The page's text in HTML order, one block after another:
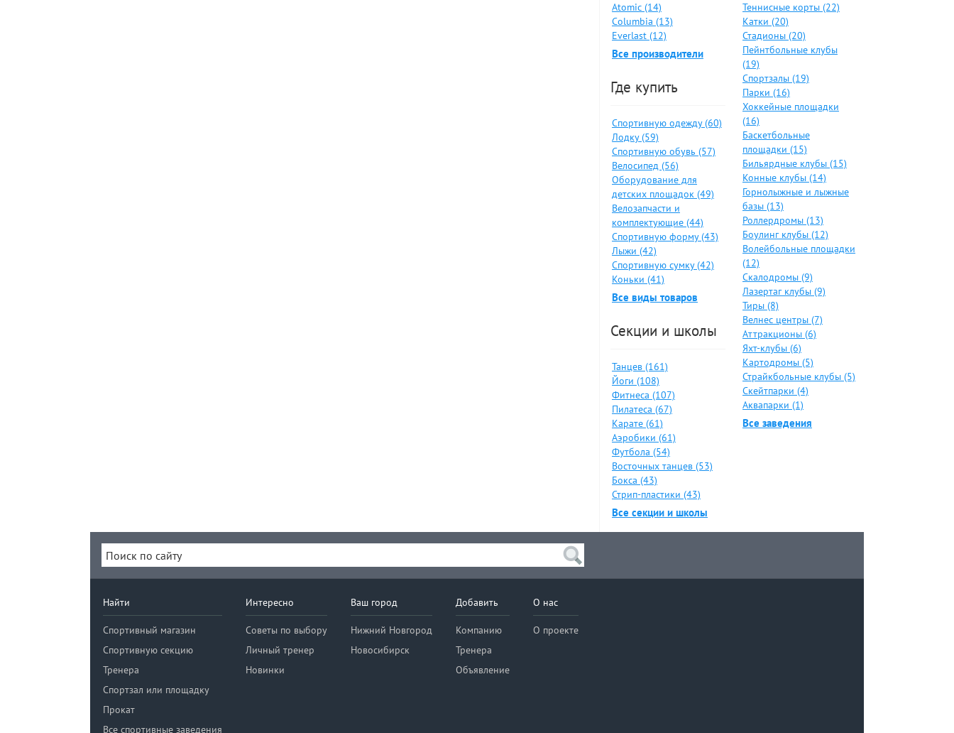
Atomic (14)
Columbia (13)
Everlast (12)
Все производители
Где купить
Спортивную одежду (60)
Лодку (59)
Спортивную обувь (57)
Велосипед (56)
Оборудование для
детских площадок (49)
Велозапчасти и
комплектующие (44)
Спортивную форму (43)
Лыжи (42)
Спортивную сумку (42)
Коньки (41)
Все виды товаров
Секции и школы
Танцев (161)
Йоги (108)
Фитнеса (107)
Пилатеса (67)
Карате (61)
Аэробики (61)
Футбола (54)
Восточных танцев (53)
Бокса (43)
Стрип-пластики (43)
Все секции и школы
Теннисные корты (22)
Катки (20)
Стадионы (20)
Пейнтбольные клубы
(19)
Спортзалы (19)
Парки (16)
Хоккейные площадки
(16)
Баскетбольные
площадки (15)
Бильярдные клубы (15)
Конные клубы (14)
Горнолыжные и лыжные
базы (13)
Роллердромы (13)
Боулинг клубы (12)
Волейбольные площадки
(12)
Скалодромы (9)
Лазертаг клубы (9)
Тиры (8)
Велнес центры (7)
Аттракционы (6)
Яхт-клубы (6)
Картодромы (5)
Страйкбольные клубы (5)
Скейтпарки (4)
Аквапарки (1)
Все заведения
Найти
Спортивный магазин
Спортивную секцию
Тренера
Спортзал или площадку
Прокат
Все спортивные заведения
Интересно
Советы по выбору
Личный тренер
Новинки
Ваш город
Нижний Новгород
Новосибирск
Добавить
Компанию
Тренера
Объявление
О нас
О проекте